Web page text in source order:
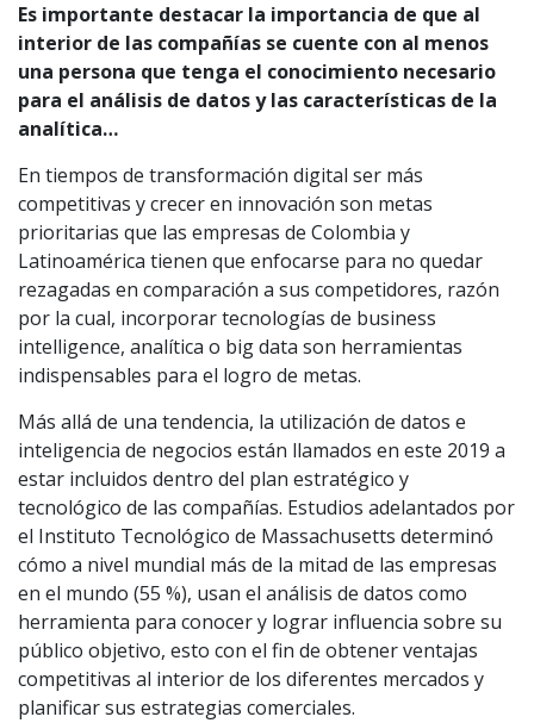
Es importante destacar la importancia de que al
interior de las compañías se cuente con al menos
una persona que tenga el conocimiento necesario
para el análisis de datos y las características de la
analítica…
En tiempos de transformación digital ser más
competitivas y crecer en innovación son metas
prioritarias que las empresas de Colombia y
Latinoamérica tienen que enfocarse para no quedar
rezagadas en comparación a sus competidores, razón
por la cual, incorporar tecnologías de business
intelligence, analítica o big data son herramientas
indispensables para el logro de metas.
Más allá de una tendencia, la utilización de datos e
inteligencia de negocios están llamados en este 2019 a
estar incluidos dentro del plan estratégico y
tecnológico de las compañías. Estudios adelantados por
el Instituto Tecnológico de Massachusetts determinó
cómo a nivel mundial más de la mitad de las empresas
en el mundo (55 %), usan el análisis de datos como
herramienta para conocer y lograr influencia sobre su
público objetivo, esto con el fin de obtener ventajas
competitivas al interior de los diferentes mercados y
planificar sus estrategias comerciales.